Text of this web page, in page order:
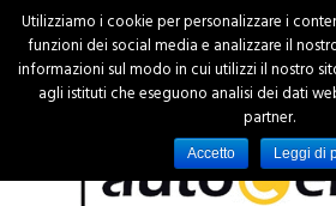
Utilizziamo i cookie per personalizzare i
funzioni dei social media e analizzare il
informazioni sul modo in cui utilizzi il nostro
agli istituti che eseguono analisi dei dati
partner.
Accetto Leggi di